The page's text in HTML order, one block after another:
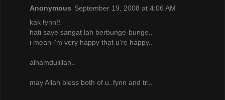
Anonymous September 19, 2008 at 4:06 AM
kak fynn!!
hati saye sangat lah berbunge-bunge..
i mean i'm very happy that u're happy..
alhamdulillah..
may Allah bless both of u..fynn and tri..